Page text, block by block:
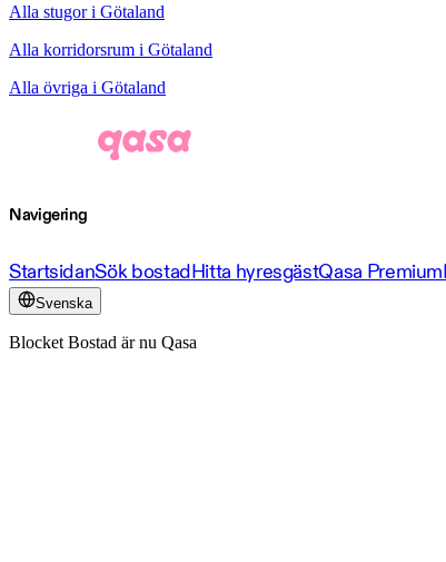
Alla stugor i Götaland
Alla korridorsrum i Götaland
Alla övriga i Götaland
Navigering
StartsidanSök bostadHitta hyresgästQasa Premium
Svenska
Blocket Bostad är nu Qasa